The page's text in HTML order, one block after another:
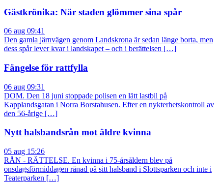
Gästkrönika: När staden glömmer sina spår
06 aug 09:41
Den gamla järnvägen genom Landskrona är sedan länge borta, men
dess spår lever kvar i landskapet – och i berättelsen […]
Fängelse för rattfylla
06 aug 09:31
DOM. Den 18 juni stoppade polisen en lätt lastbil på
Kapplandsgatan i Norra Borstahusen. Efter en nykterhetskontroll av
den 56-årige […]
Nytt halsbandsrån mot äldre kvinna
05 aug 15:26
RÅN - RÄTTELSE. En kvinna i 75-årsåldern blev på
onsdagsförmiddagen rånad på sitt halsband i Slottsparken och inte i
Teaterparken […]